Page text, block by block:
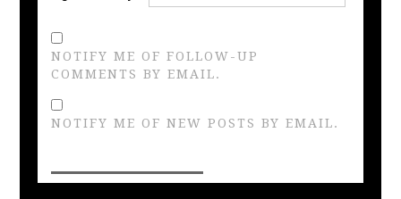
NOTIFY ME OF FOLLOW-UP
COMMENTS BY EMAIL.
NOTIFY ME OF NEW POSTS BY EMAIL.